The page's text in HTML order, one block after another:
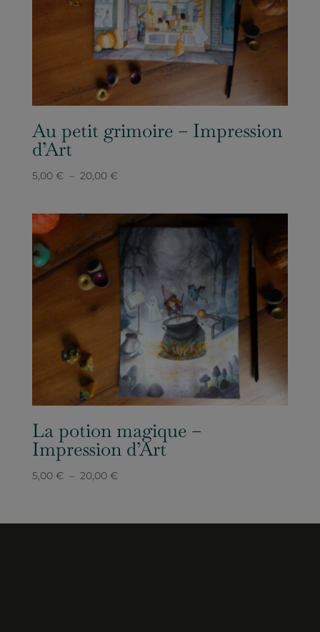
Au petit grimoire – Impression
d’Art
5,00 € – 20,00 €Plage
5,00 €
20,00 €
La potion magique –
Impression d’Art
5,00 € – 20,00 €Plage
5,00 €